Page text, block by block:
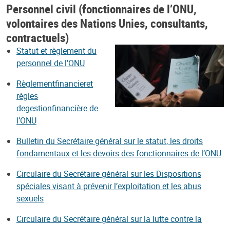
Personnel civil (fonctionnaires de l’ONU,
volontaires des Nations Unies, consultants,
contractuels)
Statut et règlement du
personnel de l’ONU
Règlementfinancieret
règles
degestionfinancière de
l’ONU
Bulletin du Secrétaire général sur le statut, les droits
fondamentaux et les devoirs des fonctionnaires de l’ONU
Circulaire du Secrétaire général sur les Dispositions
spéciales visant à prévenir l’exploitation et les abus
sexuels
Circulaire du Secrétaire général sur la lutte contre la